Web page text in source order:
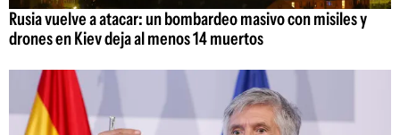
Rusia vuelve a atacar: un bombardeo masivo con misiles y
drones en Kiev deja al menos 14 muertos